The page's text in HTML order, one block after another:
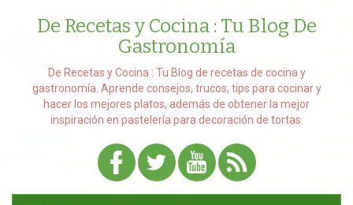
De Recetas y Cocina : Tu Blog De
Gastronomía
De Recetas y Cocina : Tu Blog de recetas de cocina y
gastronomía. Aprende consejos, trucos, tips para cocinar y
hacer los mejores platos, además de obtener la mejor
inspiración en pastelería para decoración de tortas.